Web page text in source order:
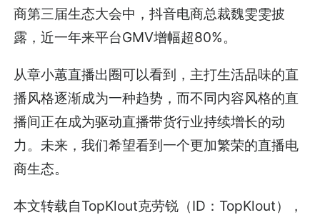
商第三届生态大会中，抖音电商总裁魏雯雯披
露，近一年来平台GMV增幅超80%。
从章小蕙直播出圈可以看到，主打生活品味的直
播风格逐渐成为一种趋势，而不同内容风格的直
播间正在成为驱动直播带货行业持续增长的动
力。未来，我们希望看到一个更加繁荣的直播电
商生态。
本文转载自TopKlout克劳锐（ID：TopKlout），